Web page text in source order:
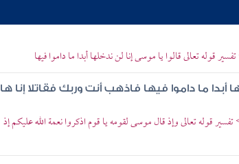
قوله تعالى قالوا يا موسى إنا لن ندخلها أبدا ما داموا فيها
أبدا ما داموا فيها فاذهب أنت وربك فقاتلا إنا ها
قوله تعالى وإذ قال موسى لقومه يا قوم اذكروا نعمة الله عليكم إذ